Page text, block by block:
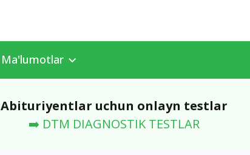
Ma'lumotlar
Abituriyentlar uchun onlayn testlar
➡️ DTM DIAGNOSTIK TESTLAR